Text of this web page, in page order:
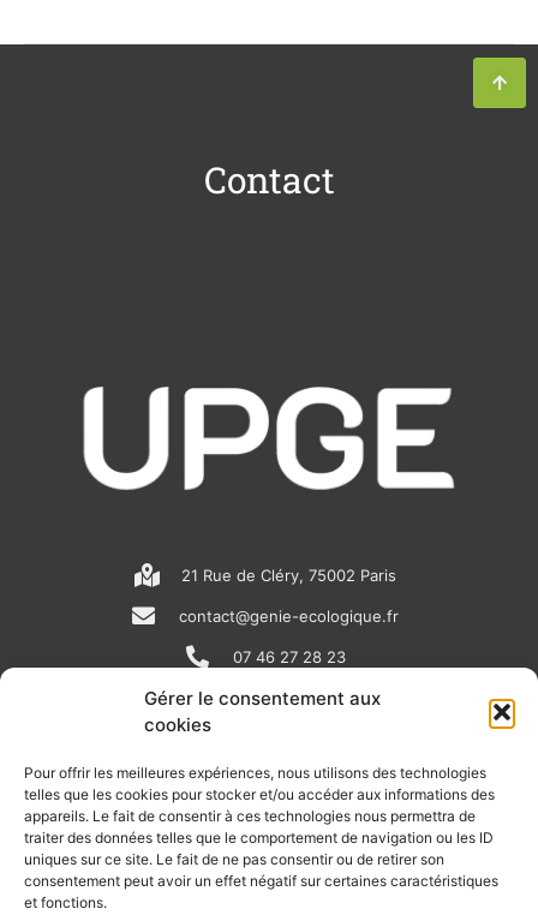
Gérer le consentement aux
cookies
Pour offrir les meilleures expériences, nous utilisons des technologies
telles que les cookies pour stocker et/ou accéder aux informations des
appareils. Le fait de consentir à ces technologies nous permettra de
traiter des données telles que le comportement de navigation ou les ID
uniques sur ce site. Le fait de ne pas consentir ou de retirer son
consentement peut avoir un effet négatif sur certaines caractéristiques
et fonctions.
Contact
21 Rue de Cléry, 75002 Paris
contact@genie-ecologique.fr
07 46 27 28 23
N
e
w
s
p
i
n
k
e
o
u
t
u
RECEVOIR L'ACTU DE LA FILIÈRE
Retrouvez tous les mois les articles terrain de nos adhérents, les
rendez-vous importants de la filière, nos offres de stages et